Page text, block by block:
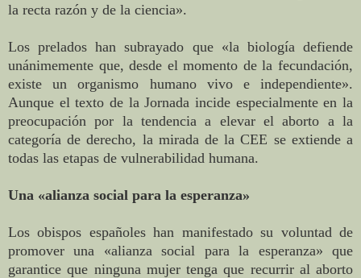
la recta razón y de la ciencia».
Los prelados han subrayado que «la biología defiende
unánimemente que, desde el momento de la fecundación,
existe un organismo humano vivo e independiente».
Aunque el texto de la Jornada incide especialmente en la
preocupación por la tendencia a elevar el aborto a la
categoría de derecho, la mirada de la CEE se extiende a
todas las etapas de vulnerabilidad humana.
Una «alianza social para la esperanza»
Los obispos españoles han manifestado su voluntad de
promover una «alianza social para la esperanza» que
garantice que ninguna mujer tenga que recurrir al aborto